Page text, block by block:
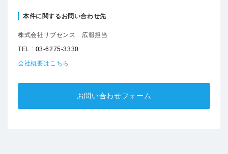
本件に関するお問い合わせ先
株式会社リブセンス 広報担当
TEL : 03-6275-3330
会社概要はこちら
お問い合わせフォーム